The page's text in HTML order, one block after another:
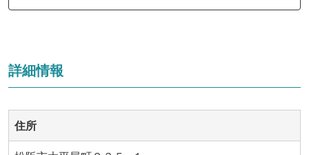
詳細情報
住所